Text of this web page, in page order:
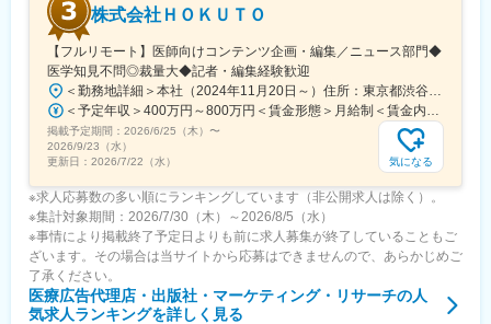
株式会社ＨＯＫＵＴＯ
【フルリモート】医師向けコンテンツ企画・編集／ニュース部門◆
医学知見不問◎裁量大◆記者・編集経験歓迎
＜勤務地詳細＞本社（2024年11月20日～）住所：東京都渋谷区渋谷一丁目12番2 クロスオフィス渋谷311受動喫煙対策：屋内全面禁煙変更の範囲：会社の定める事業所（リモートワーク含む）
＜予定年収＞400万円～800万円＜賃金形態＞月給制＜賃金内訳＞月額（基本給）：241,565円～483,130円固定残業手当/月：91,768円～183,536円（固定残業時間45時間0分/月）超過した時間外労働の残業手当は追加支給＜月給＞333,333円～666,666円（一律手当を含む）＜昇給有無＞有＜残業手当＞有＜給与補足＞※実績やご経験、スキルを考慮し、当社規定に基づいて決定します。賃金はあくまでも目安の金額であり、選考を通じて上下する可能性があります。月給(月額)は固定手当を含めた表記です。
掲載予定期間： 2026/6/25（木） 〜
2026/9/23（水）
更新日： 2026/7/22（水） 気になる
※求人応募数の多い順にランキングしています（非公開求人は除く）。
※集計対象期間：2026/7/30（木）～2026/8/5（水）
※事情により掲載終了予定日よりも前に求人募集が終了していることもご
ざいます。その場合は当サイトから応募はできませんので、あらかじめご
了承ください。
医療広告代理店・出版社・マーケティング・リサーチの人
気求人ランキングを詳しく見る